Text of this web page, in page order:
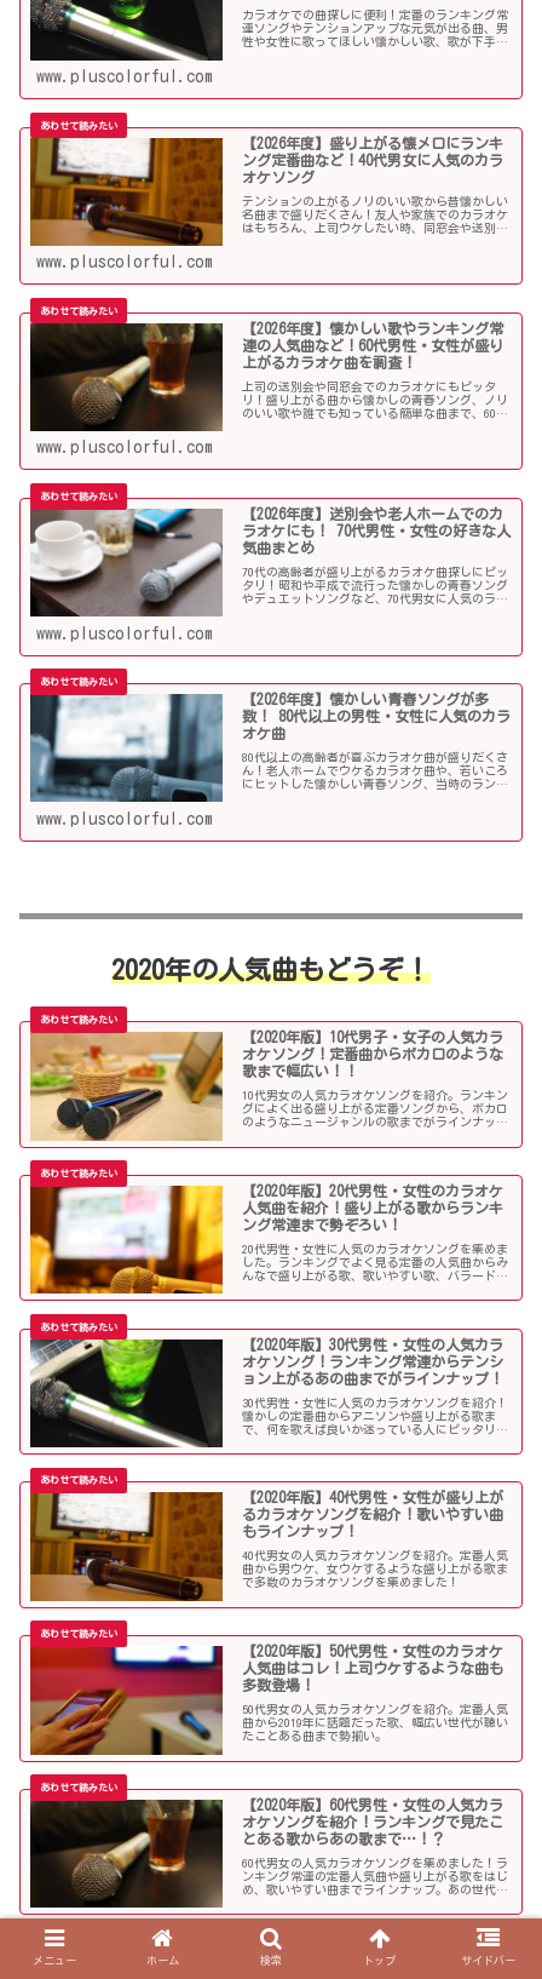
カラオケでの曲探しに便利！定番のランキング常
連ソングやテンションアップな元気が出る曲、男
性や女性に歌ってほしい懐かしい歌、歌が下手で
www.pluscolorful.com
【2026年度】盛り上がる懐メロにランキ
ング定番曲など！40代男女に人気のカラ
オケソング
テンションの上がるノリのいい歌から昔懐かしい
名曲まで盛りだくさん！友人や家族でのカラオケ
はもちろん、上司ウケしたい時、同窓会や送別会
www.pluscolorful.com
【2026年度】懐かしい歌やランキング常
連の人気曲など！60代男性・女性が盛り
上がるカラオケ曲を調査！
上司の送別会や同窓会でのカラオケにもピッタ
リ！盛り上がる曲から懐かしの青春ソング、ノリ
のいい歌や誰でも知っている簡単な曲まで、60代
www.pluscolorful.com
【2026年度】送別会や老人ホームでのカ
ラオケにも！ 70代男性・女性の好きな人
気曲まとめ
70代の高齢者が盛り上がるカラオケ曲探しにピッ
タリ！昭和や平成で流行った懐かしの青春ソング
やデュエットソングなど、70代男女に人気のラン
www.pluscolorful.com
【2026年度】懐かしい青春ソングが多
数！ 80代以上の男性・女性に人気のカラ
オケ曲
80代以上の高齢者が喜ぶカラオケ曲が盛りだくさ
ん！老人ホームでウケるカラオケ曲や、若いころ
にヒットした懐かしい青春ソング、当時のランキ
www.pluscolorful.com
2020年の人気曲もどうぞ！
【2020年版】10代男子・女子の人気カラ
オケソング！定番曲からボカロのような
歌まで幅広い！！
10代男女の人気カラオケソングを紹介。ランキン
グによく出る盛り上がる定番ソングから、ボカロ
のようなニュージャンルの歌までがラインナッ
【2020年版】20代男性・女性のカラオケ
人気曲を紹介！盛り上がる歌からランキ
ング常連まで勢ぞろい！
20代男性・女性に人気のカラオケソングを集めま
した。ランキングでよく見る定番の人気曲からみ
んなで盛り上がる歌、歌いやすい歌、バラード、
プです。
【2020年版】30代男性・女性の人気カラ
オケソング！ランキング常連からテンシ
ョン上がるあの曲までがラインナップ！
30代男性・女性に人気のカラオケソングを紹介！
懐かしの定番曲からアニソンや盛り上がる歌ま
で、何を歌えば良いか迷っている人にピッタリの
【2020年版】40代男性・女性が盛り上が
るカラオケソングを紹介！歌いやすい曲
もラインナップ！
40代男女の人気カラオケソングを紹介。定番人気
曲から男ウケ、女ウケするような盛り上がる歌ま
で多数のカラオケソングを集めました！
【2020年版】50代男性・女性のカラオケ
人気曲はコレ！上司ウケするような曲も
多数登場！
50代男女の人気カラオケソングを紹介。定番人気
曲から2019年に話題だった歌、幅広い世代が聴い
たことある曲まで勢揃い。
【2020年版】60代男性・女性の人気カラ
オケソングを紹介！ランキングで見たこ
とある歌からあの歌まで…！？
60代男女の人気カラオケソングを集めました！ラ
ンキング常連の定番人気曲や盛り上がる歌をはじ
め、歌いやすい曲までラインナップ。あの世代に
【2020年版】70代男性・女性の人気カラ
メニュー ホーム 検索 トップ サイドバー